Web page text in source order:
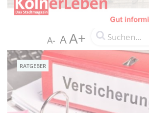
A- AA+
RATGEBER